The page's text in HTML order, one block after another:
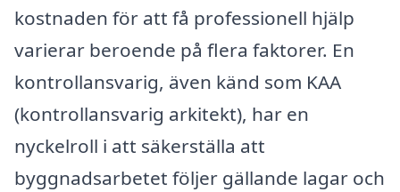
kostnaden för att få professionell hjälp
varierar beroende på flera faktorer. En
kontrollansvarig, även känd som KAA
(kontrollansvarig arkitekt), har en
nyckelroll i att säkerställa att
byggnadsarbetet följer gällande lagar och